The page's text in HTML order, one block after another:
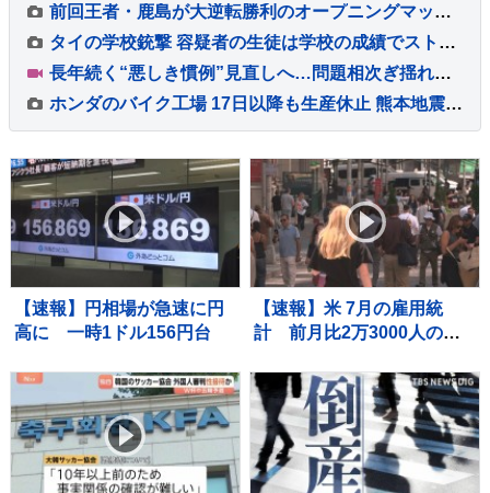
前回王者・鹿島が大逆転勝利のオープニングマッチ！後半36分から怒涛の3ゴール、超満員の会場が沸いた！“世界基準”のJリーグ開幕【サッカー】
タイの学校銃撃 容疑者の生徒は学校の成績でストレスか 教職員5人死亡 30人重軽傷
長年続く“悪しき慣例”見直しへ…問題相次ぎ揺れる福岡県議会 高額費用の「海外視察」も第三者委員会で調査へ【Nスタ解説】
ホンダのバイク工場 17日以降も生産休止 熊本地震影響で
【速報】円相場が急速に円
高に 一時1ドル156円台
【速報】米 7月の雇用統
計 前月比2万3000人の減